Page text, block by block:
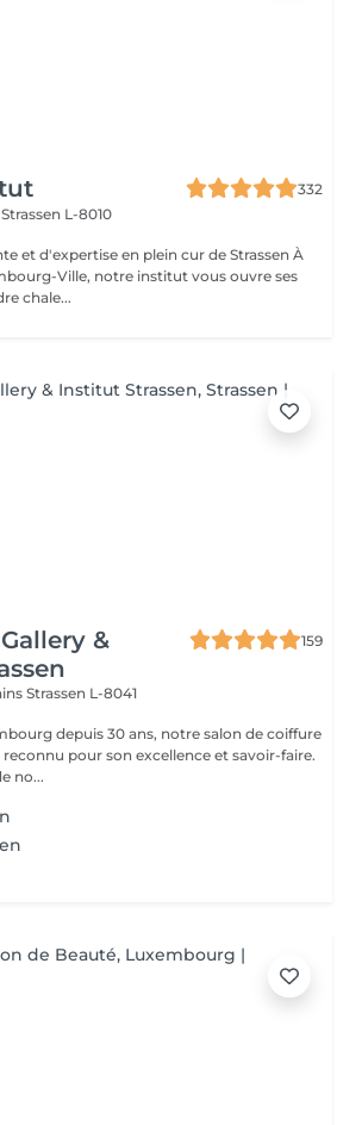
332
Strassen L-8010
et d'expertise en plein cur de Strassen À
Ville, notre institut vous ouvre ses
chale...
&
159
Strassen L-8041
depuis 30 ans, notre salon de coiffure
pour son excellence et savoir-faire.
no...